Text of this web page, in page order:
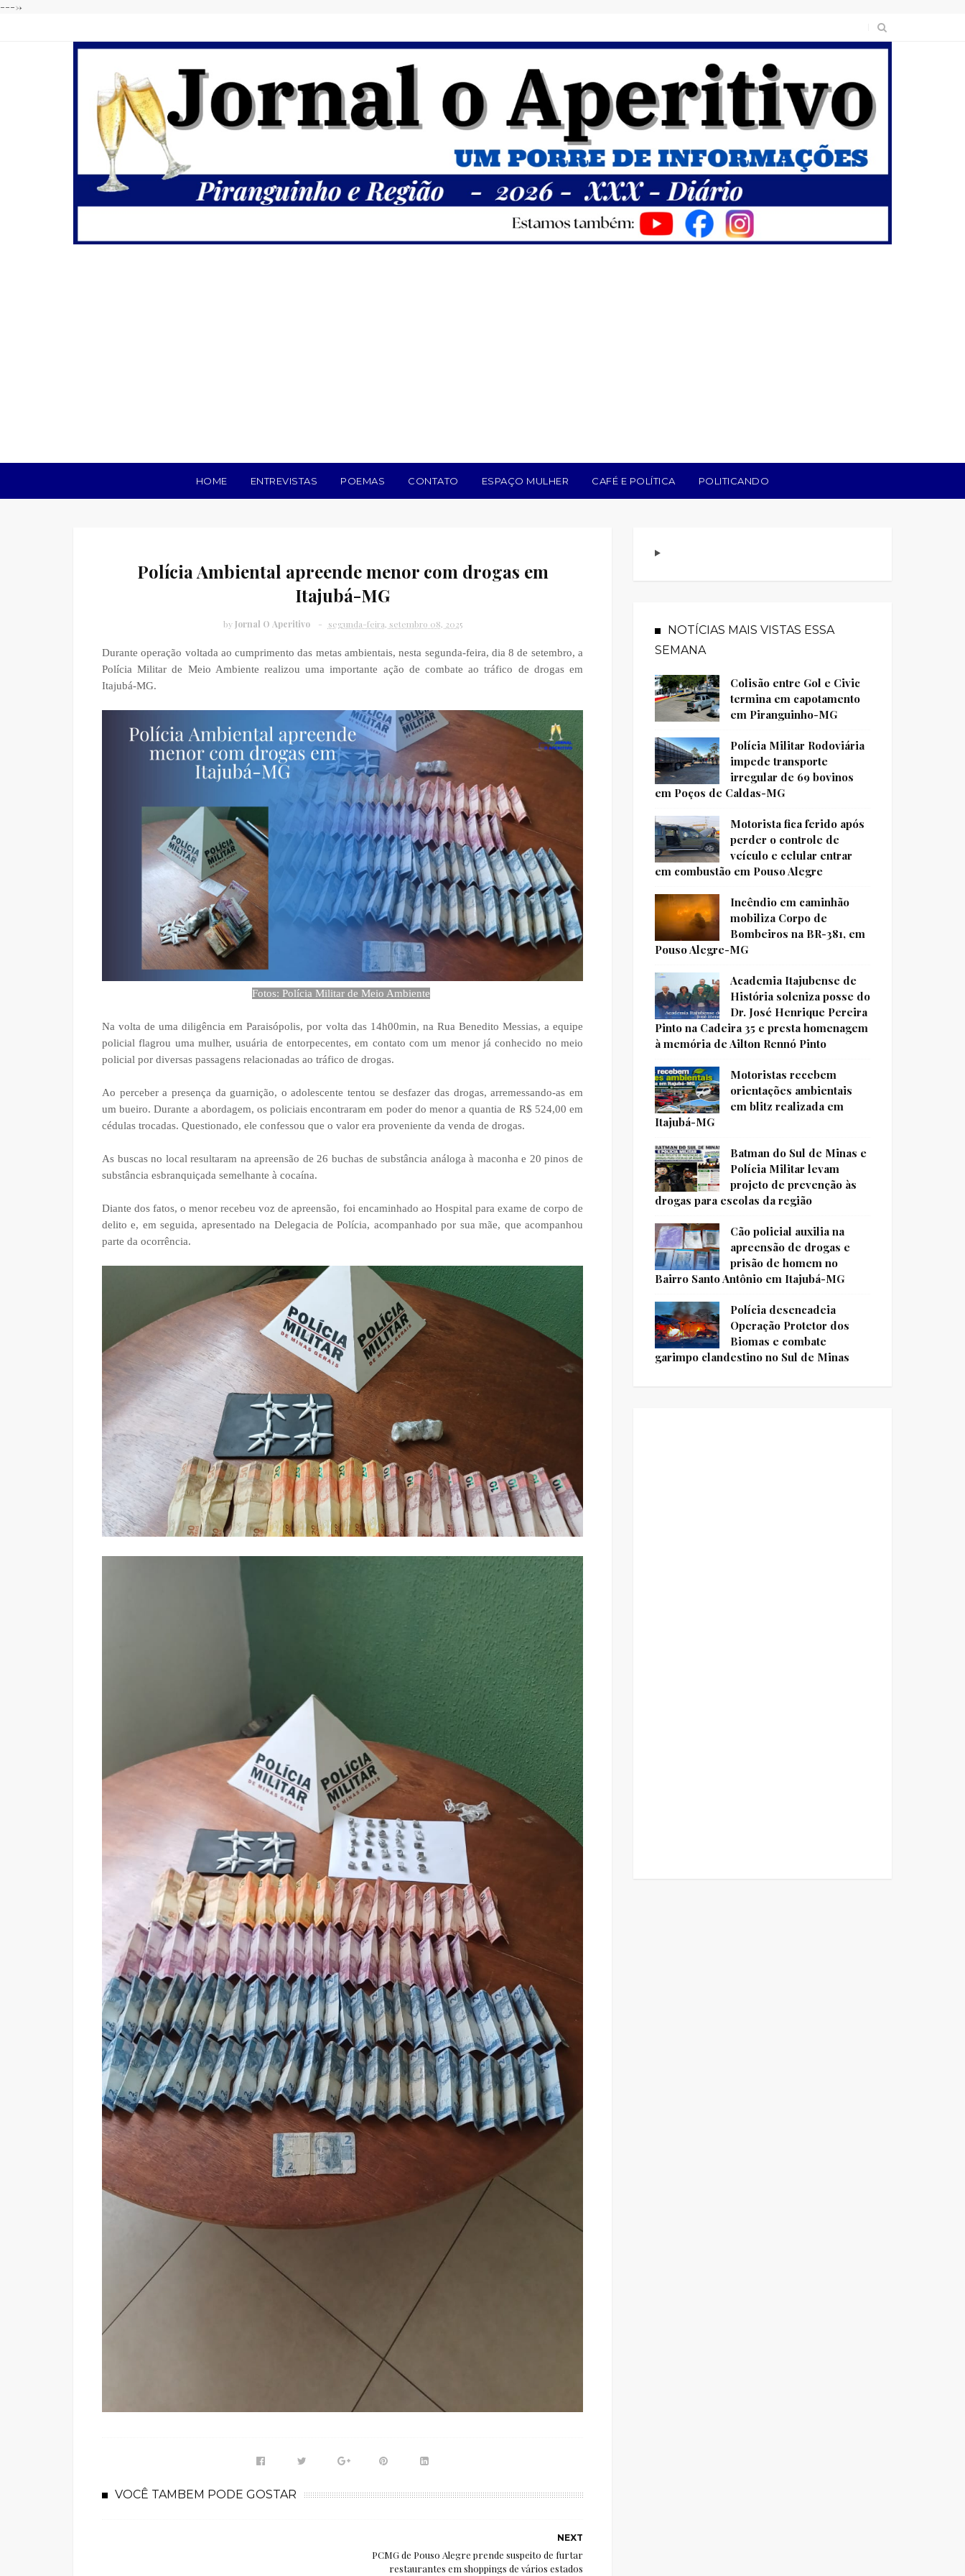
---->
HOME ENTREVISTAS POEMAS CONTATO ESPAÇO MULHER CAFÉ E POLÍTICA POLITICANDO
Polícia Ambiental apreende menor com drogas em
Itajubá-MG
by Jornal O Aperitivo segunda-feira, setembro 08, 2025
Durante operação voltada ao cumprimento das metas ambientais, nesta segunda-feira, dia 8 de setembro, a
Polícia Militar de Meio Ambiente realizou uma importante ação de combate ao tráfico de drogas em
Itajubá-MG.
Fotos: Polícia Militar de Meio Ambiente
Na volta de uma diligência em Paraisópolis, por volta das 14h00min, na Rua Benedito Messias, a equipe
policial flagrou uma mulher, usuária de entorpecentes, em contato com um menor já conhecido no meio
policial por diversas passagens relacionadas ao tráfico de drogas.
Ao perceber a presença da guarnição, o adolescente tentou se desfazer das drogas, arremessando-as em
um bueiro. Durante a abordagem, os policiais encontraram em poder do menor a quantia de R$ 524,00 em
cédulas trocadas. Questionado, ele confessou que o valor era proveniente da venda de drogas.
As buscas no local resultaram na apreensão de 26 buchas de substância análoga à maconha e 20 pinos de
substância esbranquiçada semelhante à cocaína.
Diante dos fatos, o menor recebeu voz de apreensão, foi encaminhado ao Hospital para exame de corpo de
delito e, em seguida, apresentado na Delegacia de Polícia, acompanhado por sua mãe, que acompanhou
parte da ocorrência.
VOCÊ TAMBEM PODE GOSTAR
NEXT
PCMG de Pouso Alegre prende suspeito de furtar
restaurantes em shoppings de vários estados
NOTÍCIAS MAIS VISTAS ESSA
SEMANA
Colisão entre Gol e Civic
termina em capotamento
em Piranguinho-MG
Polícia Militar Rodoviária
impede transporte
irregular de 69 bovinos
em Poços de Caldas-MG
Motorista fica ferido após
perder o controle de
veículo e celular entrar
em combustão em Pouso Alegre
Incêndio em caminhão
mobiliza Corpo de
Bombeiros na BR-381, em
Pouso Alegre-MG
Academia Itajubense de
História soleniza posse do
Dr. José Henrique Pereira
Pinto na Cadeira 35 e presta homenagem
à memória de Ailton Rennó Pinto
Motoristas recebem
orientações ambientais
em blitz realizada em
Itajubá-MG
Batman do Sul de Minas e
Polícia Militar levam
projeto de prevenção às
drogas para escolas da região
Cão policial auxilia na
apreensão de drogas e
prisão de homem no
Bairro Santo Antônio em Itajubá-MG
Polícia desencadeia
Operação Protetor dos
Biomas e combate
garimpo clandestino no Sul de Minas